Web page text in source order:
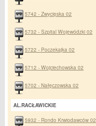
5742 - Zwycięska 02
5732 - Szpital Wojewódzki 02
5722 - Poczekajka 02
5712 - Wojciechowska 02
5702 - Nałęczowska 02
AL.RACŁAWICKIE
5932 - Rondo Krwiodawców 02